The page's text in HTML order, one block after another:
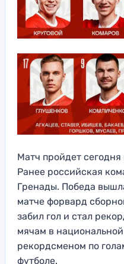
Матч пройдет
Ранее российская
Гренады. Победа
матче форвард
забил гол и стал
мячам в
рекордсменом по
футболе.